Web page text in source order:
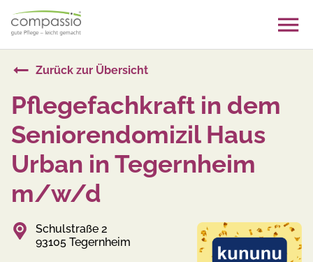
content
Zurück zur Übersicht
Pflegefachkraft in dem
Seniorendomizil Haus
Urban in Tegernheim
m/w/d
Schulstraße 2
93105 Tegernheim